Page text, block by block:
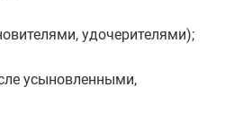
удочерителями);
усыновленными,